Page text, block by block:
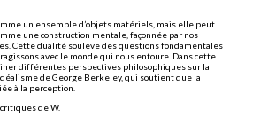
un ensemble d’objets matériels, mais elle peut
une construction mentale, façonnée par nos
Cette dualité soulève des questions fondamentales
avec le monde qui nous entoure. Dans cette
différentes perspectives philosophiques sur la
de George Berkeley, qui soutient que la
à la perception.
de W.